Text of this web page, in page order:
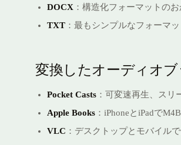
DOCX ：構造化フォーマットの
TXT ：最もシンプルなフォーマ
変換したオーディオ
Pocket Casts ：可変速再生、スリ
Apple Books ：iPhoneとiPadで
VLC ：デスクトップとモバイル